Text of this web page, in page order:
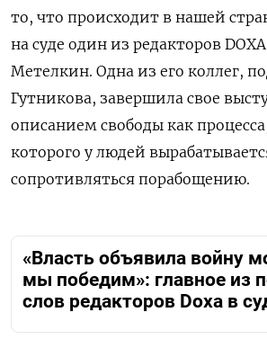
то, что происходит в нашей
на суде один из редакторов
Метелкин. Одна из его коллег,
Гутникова, завершила свое
описанием свободы как
которого у людей
сопротивляться порабощению.
«Власть объявила войну
мы победим»: главное из
слов редакторов Doxa в